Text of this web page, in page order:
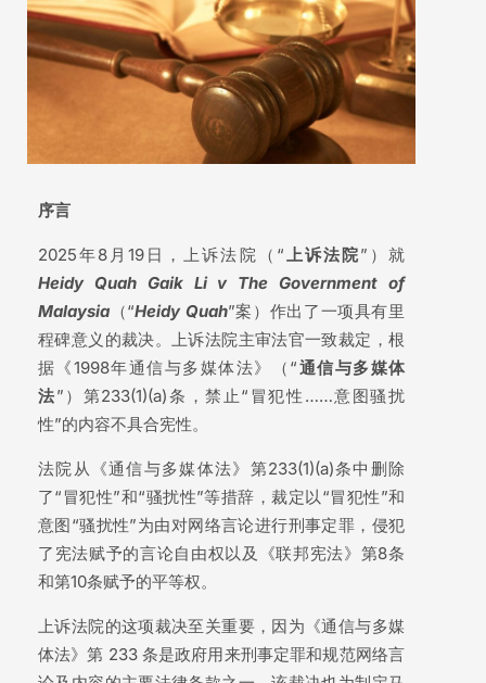
序言
2025年8月19日，上诉法院（“ 上诉法院”）就
Heidy Quah Gaik Li v The Government of
Malaysia （“Heidy Quah”案）作出了一项具有里
程碑意义的裁决。上诉法院主审法官一致裁定，根
据《1998年通信与多媒体法》（“通信与多媒体
法”）第233(1)(a)条，禁止“冒犯性……意图骚扰
性”的内容不具合宪性。
法院从《通信与多媒体法》第233(1)(a)条中删除
了“冒犯性”和“骚扰性”等措辞，裁定以“冒犯性”和
意图“骚扰性”为由对网络言论进行刑事定罪，侵犯
了宪法赋予的言论自由权以及《联邦宪法》第8条
和第10条赋予的平等权。
上诉法院的这项裁决至关重要，因为《通信与多媒
体法》第 233 条是政府用来刑事定罪和规范网络言